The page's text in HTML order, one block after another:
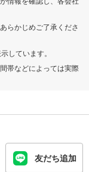
らかじめご了承くださ
しています。
帯などによっては実際
友だち追加